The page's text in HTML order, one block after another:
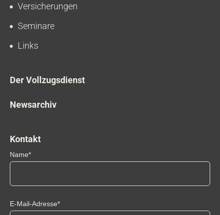
Versicherungen
Seminare
Links
Der Vollzugsdienst
Newsarchiv
Kontakt
Name*
E-Mail-Adresse*